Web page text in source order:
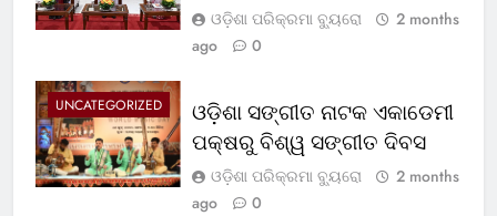
ଓଡ଼ିଶା ପରିକ୍ରମା ବ୍ୟୁରୋ
2 months
ago
0
UNCATEGORIZED
ଓଡ଼ିଶା ସଙ୍ଗୀତ ନାଟକ ଏକାଡେମୀ
ପକ୍ଷରୁ ବିଶ୍ୱ ସଙ୍ଗୀତ ଦିବସ
ଓଡ଼ିଶା ପରିକ୍ରମା ବ୍ୟୁରୋ
2 months
ago
0